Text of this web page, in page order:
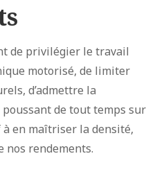
de privilégier le travail
motorisé, de limiter
d’admettre la
poussant de tout temps sur
à en maîtriser la densité,
nos rendements.